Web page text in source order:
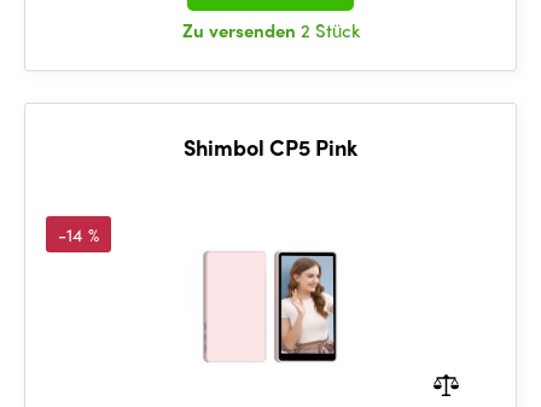
Zu versenden 2 Stück
Shimbol CP5 Pink
-14 %